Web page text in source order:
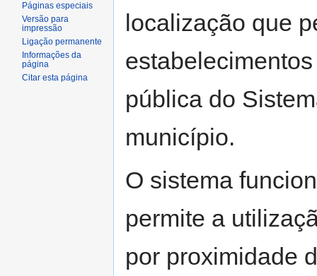
localização que
pública do
município.
O sistema
permite a
por proximidade
Páginas especiais
Versão para
impressão
Ligação permanente
Informações da
página
Citar esta página